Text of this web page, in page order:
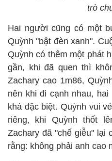
trò
Hai người cũng có một
Quỳnh "bật đèn xanh".
Quỳnh có thêm một phát
gần, khi đã quen thì
Zachary cao 1m86,
nên khi đi cạnh nhau,
khá đặc biệt. Quỳnh vui
riêng, khi Quỳnh thốt
Zachary đã "chế giễu" lại
rằng: không phải anh cao